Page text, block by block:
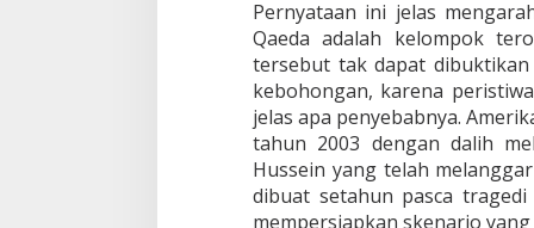
Pernyataan ini jelas
Qaeda adalah kelompok
tersebut tak dapat dibuktikan
kebohongan, karena
jelas apa penyebabnya.
tahun 2003 dengan dalih
Hussein yang telah
dibuat setahun pasca tragedi
mempersiapkan skenario